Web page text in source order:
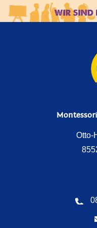
Otto-